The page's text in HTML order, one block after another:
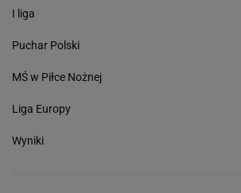
I liga
Puchar Polski
MŚ w Piłce Nożnej
Liga Europy
Wyniki